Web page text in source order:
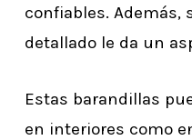
confiables. Además,
detallado le da un
Estas barandillas
en interiores como